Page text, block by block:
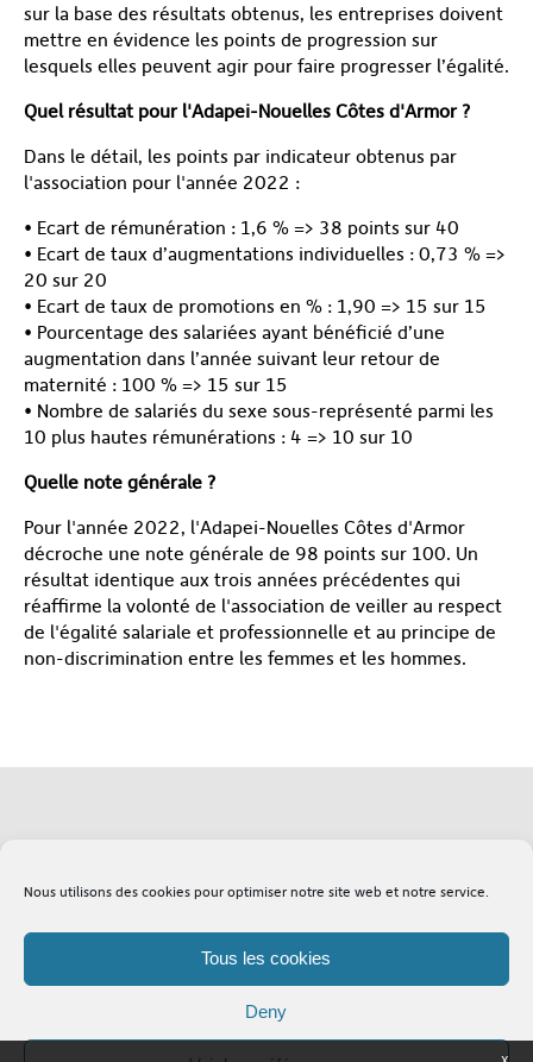
Nous utilisons des cookies pour optimiser notre site web et notre service.
Tous les cookies
Deny
sur la base des résultats obtenus, les entreprises doivent
mettre en évidence les points de progression sur
lesquels elles peuvent agir pour faire progresser l’égalité.
Quel résultat pour l'Adapei-Nouelles Côtes d'Armor ?
Dans le détail, les points par indicateur obtenus par
l'association pour l'année 2022 :
• Ecart de rémunération : 1,6 % => 38 points sur 40
• Ecart de taux d’augmentations individuelles : 0,73 % =>
20 sur 20
• Ecart de taux de promotions en % : 1,90 => 15 sur 15
• Pourcentage des salariées ayant bénéficié d’une
augmentation dans l’année suivant leur retour de
maternité : 100 % => 15 sur 15
• Nombre de salariés du sexe sous-représenté parmi les
10 plus hautes rémunérations : 4 => 10 sur 10
Quelle note générale ?
Pour l'année 2022, l'Adapei-Nouelles Côtes d'Armor
décroche une note générale de 98 points sur 100. Un
résultat identique aux trois années précédentes qui
réaffirme la volonté de l'association de veiller au respect
de l'égalité salariale et professionnelle et au principe de
non-discrimination entre les femmes et les hommes.
Lexique